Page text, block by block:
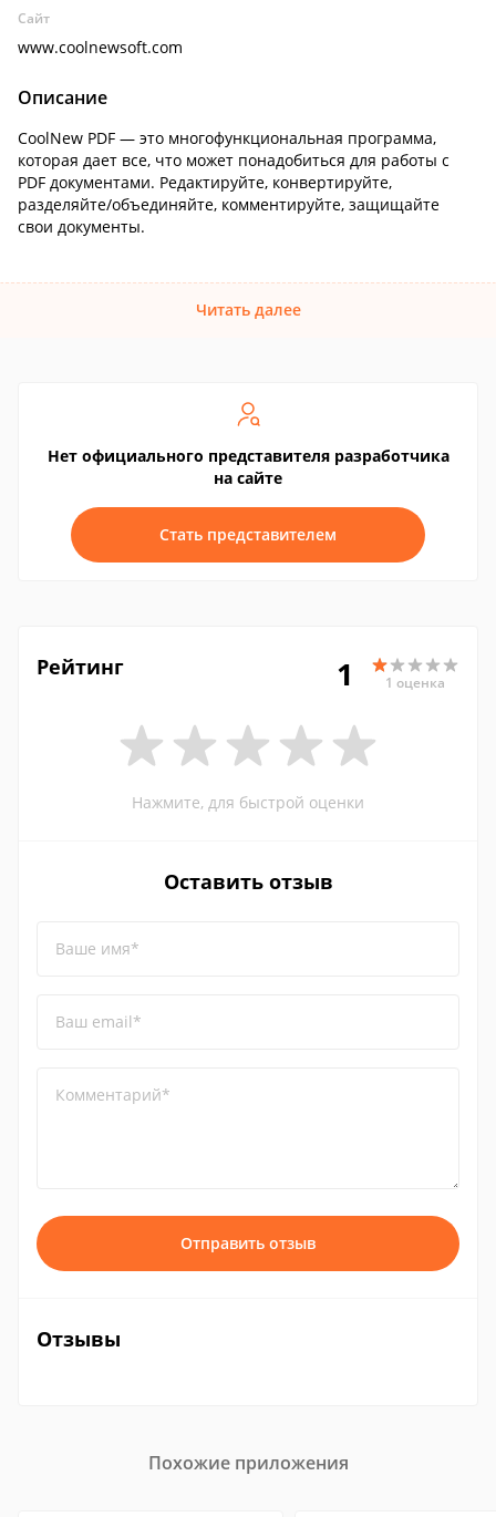
Сайт
www.coolnewsoft.com
Описание
CoolNew PDF — это многофункциональная программа,
которая дает все, что может понадобиться для работы с
PDF документами. Редактируйте, конвертируйте,
разделяйте/объединяйте, комментируйте, защищайте
свои документы.
Читать далее
Нет официального представителя разработчика
на сайте
Стать представителем
Рейтинг 1 1 оценка
Нажмите, для быстрой оценки
Оставить отзыв
Ваше имя*
Ваш email*
Комментарий*
Отправить отзыв
Отзывы
Похожие приложения